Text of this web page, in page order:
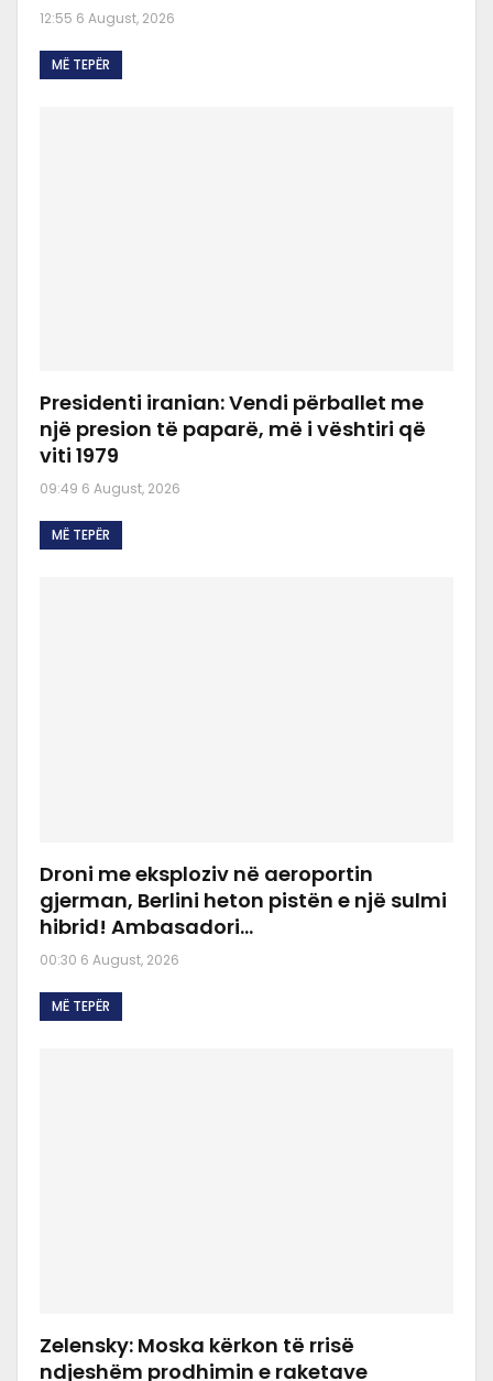
12:55 6 August, 2026
MË TEPËR
Presidenti iranian: Vendi përballet me
një presion të paparë, më i vështiri që
viti 1979
09:49 6 August, 2026
MË TEPËR
Droni me eksploziv në aeroportin
gjerman, Berlini heton pistën e një sulmi
hibrid! Ambasadori…
00:30 6 August, 2026
MË TEPËR
Zelensky: Moska kërkon të rrisë
ndjeshëm prodhimin e raketave